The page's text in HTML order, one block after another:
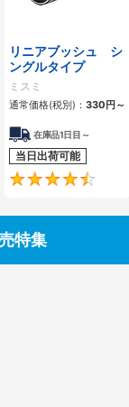
4.5
リニアブッシュ シ
ングルタイプ
ミスミ
通常価格(税別)： 330 円 ～
在庫品1日目～
当日出荷可能
特集